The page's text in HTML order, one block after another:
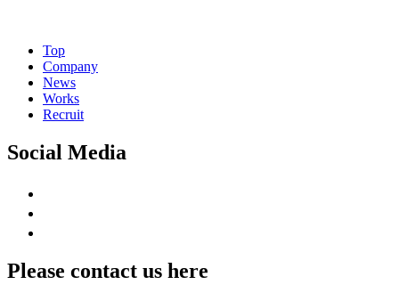
Top
Company
News
Works
Recruit
Social Media
Please contact us here